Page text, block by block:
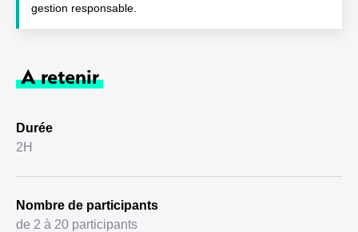
gestion responsable.
A retenir
Durée
2H
Nombre de participants
de 2 à 20 participants